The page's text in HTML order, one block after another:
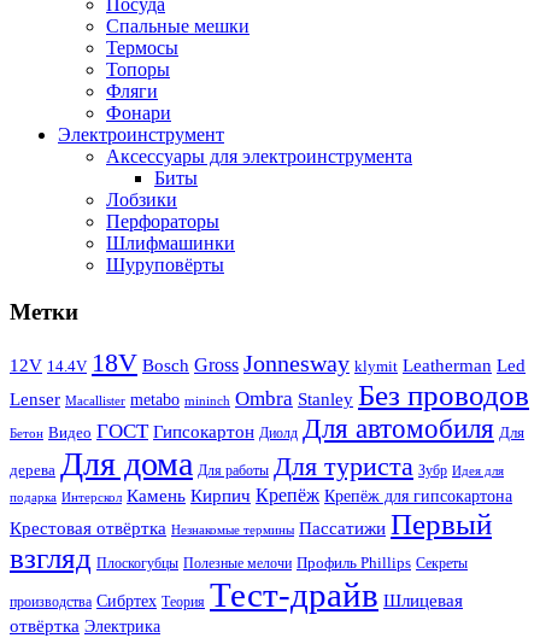
Посуда
Спальные мешки
Термосы
Топоры
Фляги
Фонари
Электроинструмент
Аксессуары для электроинструмента
Биты
Лобзики
Перфораторы
Шлифмашинки
Шуруповёрты
Метки
12V 14.4V 18V Bosch Gross Jonnesway klymit Leatherman Led
Lenser Macallister metabo mininch Ombra Stanley Без проводов
Бетон Видео ГОСТ Гипсокартон Диолд Для автомобиля Для
дерева Для дома Для работы Для туриста Зубр Идея для
подарка Интерскол Камень Кирпич Крепёж Крепёж для гипсокартона
Крестовая отвёртка Незнакомые термины Пассатижи Первый
взгляд Плоскогубцы Полезные мелочи Профиль Phillips Секреты
производства Сибртех Теория Тест-драйв Шлицевая
отвёртка Электрика